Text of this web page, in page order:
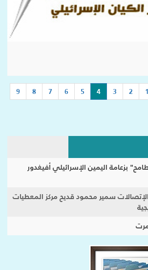
1
2
3
4
(current)
5
6
7
8
9
بزعامة اليمين الإسرائيلي أفيغدور
سمير محمود قديح مركز المعطيات